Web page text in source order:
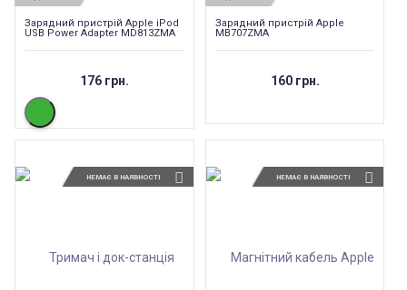
Зарядний пристрій Apple iPod
USB Power Adapter MD813ZMA
176 грн.
Зарядний пристрій Apple
MB707ZMA
160 грн.
НЕМАЄ В НАЯВНОСТІ НЕМАЄ В НАЯВНОСТІ